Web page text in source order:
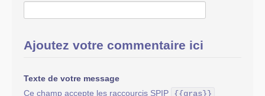
Ajoutez votre commentaire ici
Texte de votre message
Ce champ accepte les raccourcis SPIP
{{gras}}